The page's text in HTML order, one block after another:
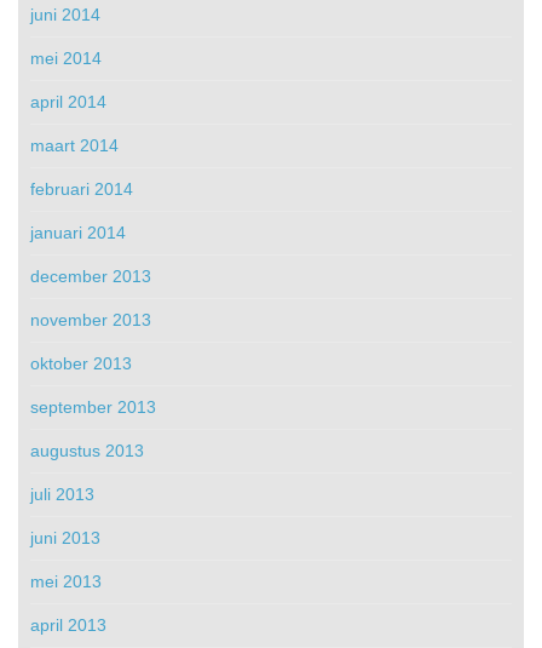
juni 2014
mei 2014
april 2014
maart 2014
februari 2014
januari 2014
december 2013
november 2013
oktober 2013
september 2013
augustus 2013
juli 2013
juni 2013
mei 2013
april 2013